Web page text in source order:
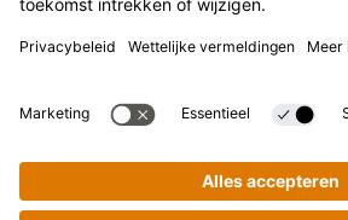
Kikkoman is een geregistreerd
Corporation, Japan.
Theodorstraße 180, 40472
Opgenomen in het handelsregister
Privacy-instellingen
Wettelijke kennisgeving